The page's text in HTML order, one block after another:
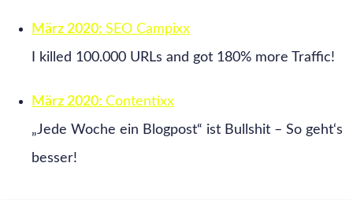
März 2020: SEO Campixx
I killed 100.000 URLs and got 180% more Traffic!
März 2020: Contentixx
„Jede Woche ein Blogpost“ ist Bullshit – So geht‘s
besser!